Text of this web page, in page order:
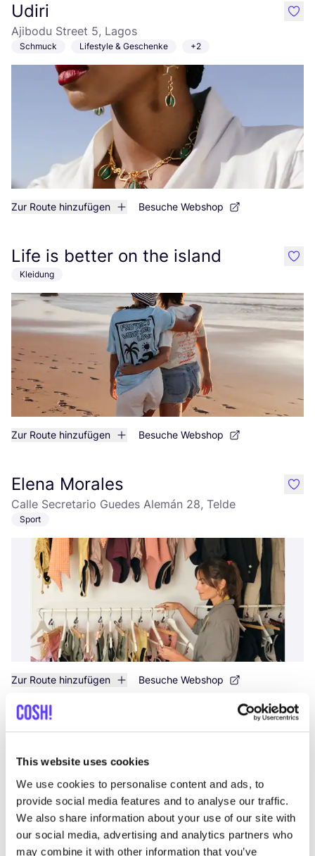
This website uses cookies
We use cookies to personalise content and ads, to
provide social media features and to analyse our traffic.
We also share information about your use of our site with
our social media, advertising and analytics partners who
may combine it with other information that you’ve
Udiri
Ajibodu Street 5, Lagos
Schmuck Lifestyle & Geschenke +2
Zur Route hinzufügen Besuche Webshop
like
Life is better on the island
Kleidung
Zur Route hinzufügen Besuche Webshop
like
Elena Morales
Calle Secretario Guedes Alemán 28, Telde
Sport
Zur Route hinzufügen Besuche Webshop
like
Fashion Space
Kleidung